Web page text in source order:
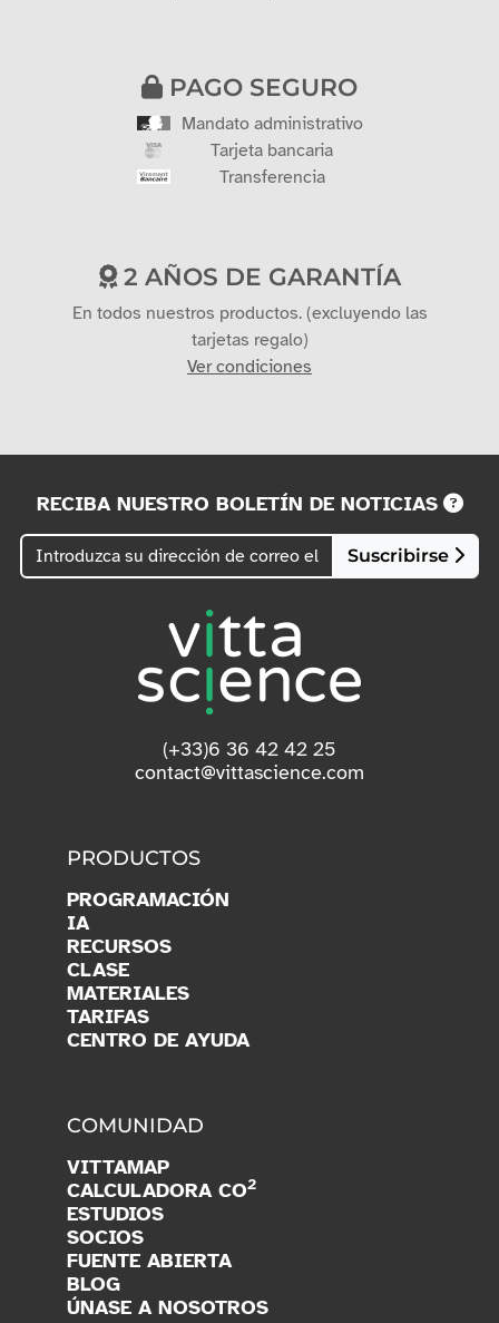
PAGO SEGURO
Mandato administrativo
Tarjeta bancaria
Transferencia
2 AÑOS DE GARANTÍA
En todos nuestros productos. (excluyendo las
tarjetas regalo)
Ver condiciones
RECIBA NUESTRO BOLETÍN DE NOTICIAS
Suscribirse
(+33)6 36 42 42 25
contact@vittascience.com
PRODUCTOS
PROGRAMACIÓN
IA
RECURSOS
CLASE
MATERIALES
TARIFAS
CENTRO DE AYUDA
COMUNIDAD
VITTAMAP
CALCULADORA CO2
ESTUDIOS
SOCIOS
FUENTE ABIERTA
BLOG
ÚNASE A NOSOTROS